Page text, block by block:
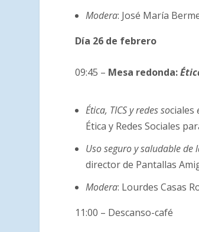
Modera: José María
Día 26 de febrero
09:45 – Mesa redonda:
Ética, TICS y redes sociales
Ética y Redes Sociales
Uso seguro y saludable de
director de Pantallas
Modera: Lourdes Casas
11:00 – Descanso-café